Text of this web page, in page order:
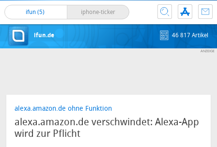
ifun (5) iphone-ticker
ifun.de 46 817 Artikel
alexa.amazon.de ohne Funktion
alexa.amazon.de verschwindet: Alexa-App
wird zur Pflicht